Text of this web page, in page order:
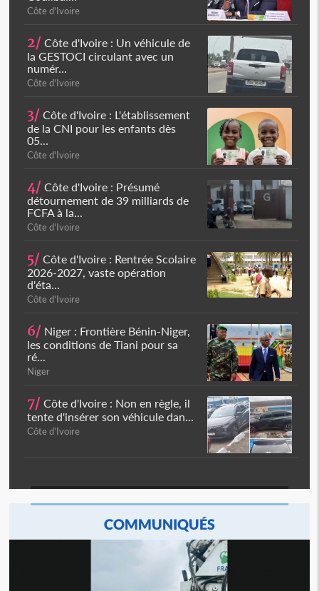
Côte d'Ivoire
2/ Côte d'Ivoire : Un véhicule de
la GESTOCI circulant avec un
numér...
Côte d'Ivoire
3/ Côte d'Ivoire : L'établissement
de la CNI pour les enfants dès
05...
Côte d'Ivoire
4/ Côte d'Ivoire : Présumé
détournement de 39 milliards de
FCFA à la...
Côte d'Ivoire
5/ Côte d'Ivoire : Rentrée Scolaire
2026-2027, vaste opération
d'éta...
Côte d'Ivoire
6/ Niger : Frontière Bénin-Niger,
les conditions de Tiani pour sa
ré...
Niger
7/ Côte d'Ivoire : Non en règle, il
tente d'insérer son véhicule dan...
Côte d'Ivoire
COMMUNIQUÉS